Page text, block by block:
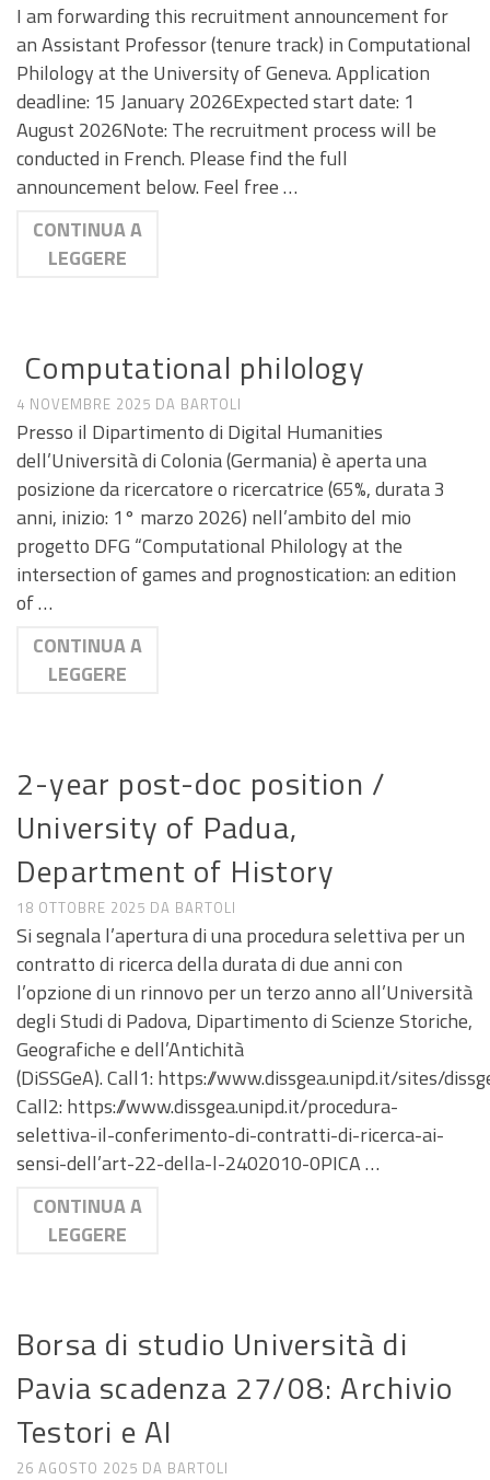
I am forwarding this recruitment announcement for
an Assistant Professor (tenure track) in Computational
Philology at the University of Geneva. Application
deadline: 15 January 2026Expected start date: 1
August 2026Note: The recruitment process will be
conducted in French. Please find the full
announcement below. Feel free …
CONTINUA A
LEGGERE
Computational philology
4 NOVEMBRE 2025 DA BARTOLI
Presso il Dipartimento di Digital Humanities
dell’Università di Colonia (Germania) è aperta una
posizione da ricercatore o ricercatrice (65%, durata 3
anni, inizio: 1° marzo 2026) nell’ambito del mio
progetto DFG “Computational Philology at the
intersection of games and prognostication: an edition
of …
CONTINUA A
LEGGERE
2-year post-doc position /
University of Padua,
Department of History
18 OTTOBRE 2025 DA BARTOLI
Si segnala l’apertura di una procedura selettiva per un
contratto di ricerca della durata di due anni con
l’opzione di un rinnovo per un terzo anno all’Università
degli Studi di Padova, Dipartimento di Scienze Storiche,
Geografiche e dell’Antichità
(DiSSGeA). Call1: https://www.dissgea.unipd.it/sites/
Call2: https://www.dissgea.unipd.it/procedura-
selettiva-il-conferimento-di-contratti-di-ricerca-ai-
sensi-dell’art-22-della-l-2402010-0PICA …
CONTINUA A
LEGGERE
Borsa di studio Università di
Pavia scadenza 27/08: Archivio
Testori e AI
26 AGOSTO 2025 DA BARTOLI